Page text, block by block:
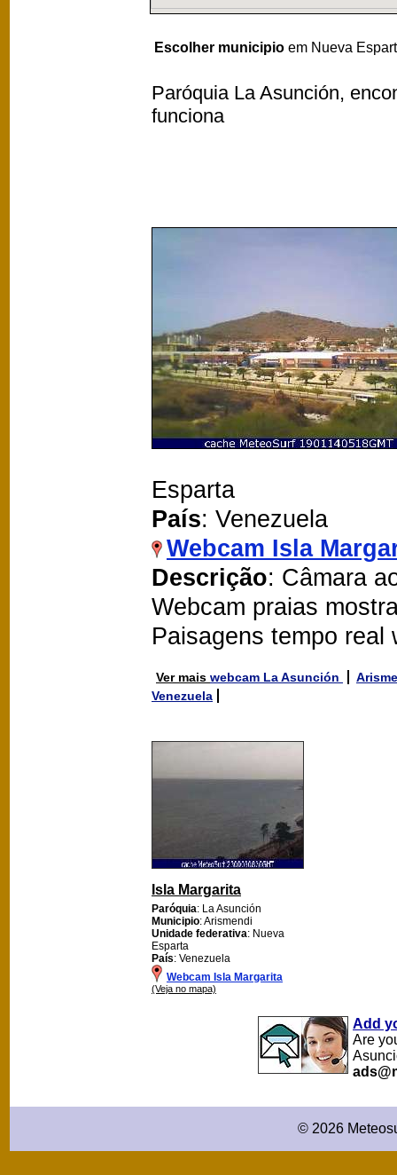
Escolher municipio em Nueva
Paróquia La Asunción,
funciona
Esparta
País: Venezuela
Webcam Isla
Descrição: Câmara
Webcam praias
Paisagens tempo real
Ver mais webcam La Asunción
Venezuela
Isla Margarita
Paróquia: La Asunción
Municipio: Arismendi
Unidade federativa: Nueva
Esparta
País: Venezuela
Webcam Isla Margarita
(Veja no mapa)
Add
Are
© 2026